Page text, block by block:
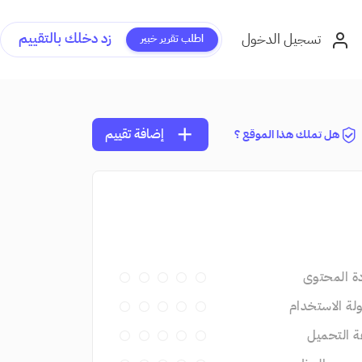
تسجيل الدخول اطلب تقرير خبير زد دخلك بالتقييم
هل تملك هذا الموقع ؟ add إضافة تقييم
المحتوى
الاستخدام
التحميل